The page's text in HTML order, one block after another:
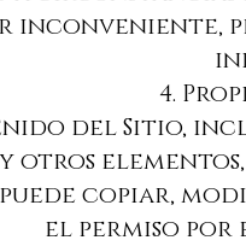
inconveniente,
4.
del Sitio,
otros
copiar,
el permiso